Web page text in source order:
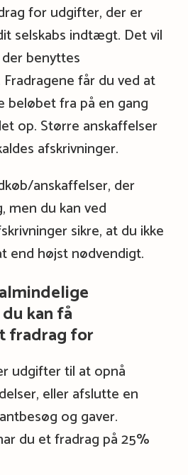
for udgifter, der er
selskabs indtægt. Det vil
benyttes
får du ved at
fra på en gang
op. Større anskaffelser
afskrivninger.
anskaffelser, der
men du kan ved
sikre, at du ikke
end højst nødvendigt.
kan få
fradrag for
udgifter til at opnå
eller afslutte en
og gaver.
du et fradrag på 25%